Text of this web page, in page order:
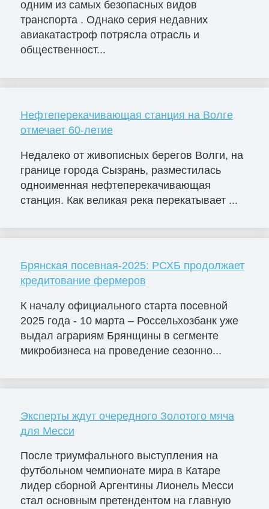
одним из самых безопасных видов
транспорта . Однако серия недавних
авиакатастроф потрясла отрасль и
общественност...
Нефтеперекачивающая станция на Волге
отмечает 60-летие
Недалеко от живописных берегов Волги, на
границе города Сызрань, разместилась
одноименная нефтеперекачивающая
станция. Как великая река перекатывает ...
Брянская посевная-2025: РСХБ продолжает
кредитование фермеров
К началу официального старта посевной
2025 года - 10 марта – Россельхозбанк уже
выдал аграриям Брянщины в сегменте
микробизнеса на проведение сезонно...
Эксперты ждут очередного Золотого мяча
для Месси
После триумфального выступления на
футбольном чемпионате мира в Катаре
лидер сборной Аргентины Лионель Месси
стал основным претендентом на главную